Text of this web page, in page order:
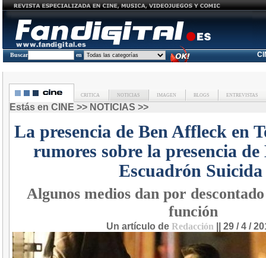
Buscar en
CRITICA NOTICIAS IMAGEN BLOGS ENTREVISTAS
Estás en CINE >> NOTICIAS >>
La presencia de Ben Affleck en
rumores sobre la presencia
Escuadrón Suicida
Algunos medios dan por
función
Un artículo de Redacción || 29 / 4 /